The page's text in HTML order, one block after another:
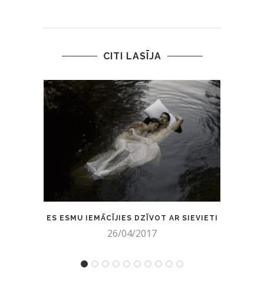
CITI LASĪJA
ES ESMU IEMĀCĪJIES DZĪVOT AR SIEVIETI
26/04/2017